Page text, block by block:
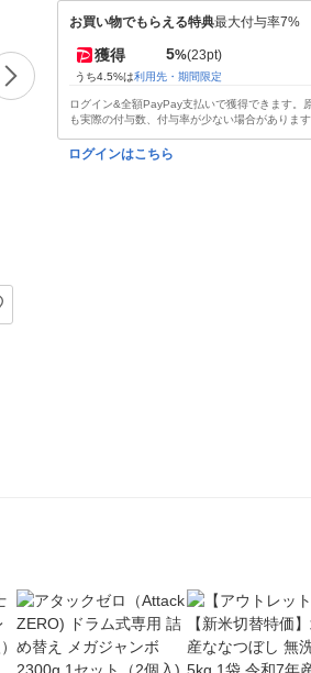
お買い物でもらえる特典最大付与率7%
獲得 5%(23pt)
うち4.5%は利用先・期間限定
ログイン&全額PayPay支払いで獲得できます。
も実際の付与数、付与率が少ない場合がありま
ログインはこちら